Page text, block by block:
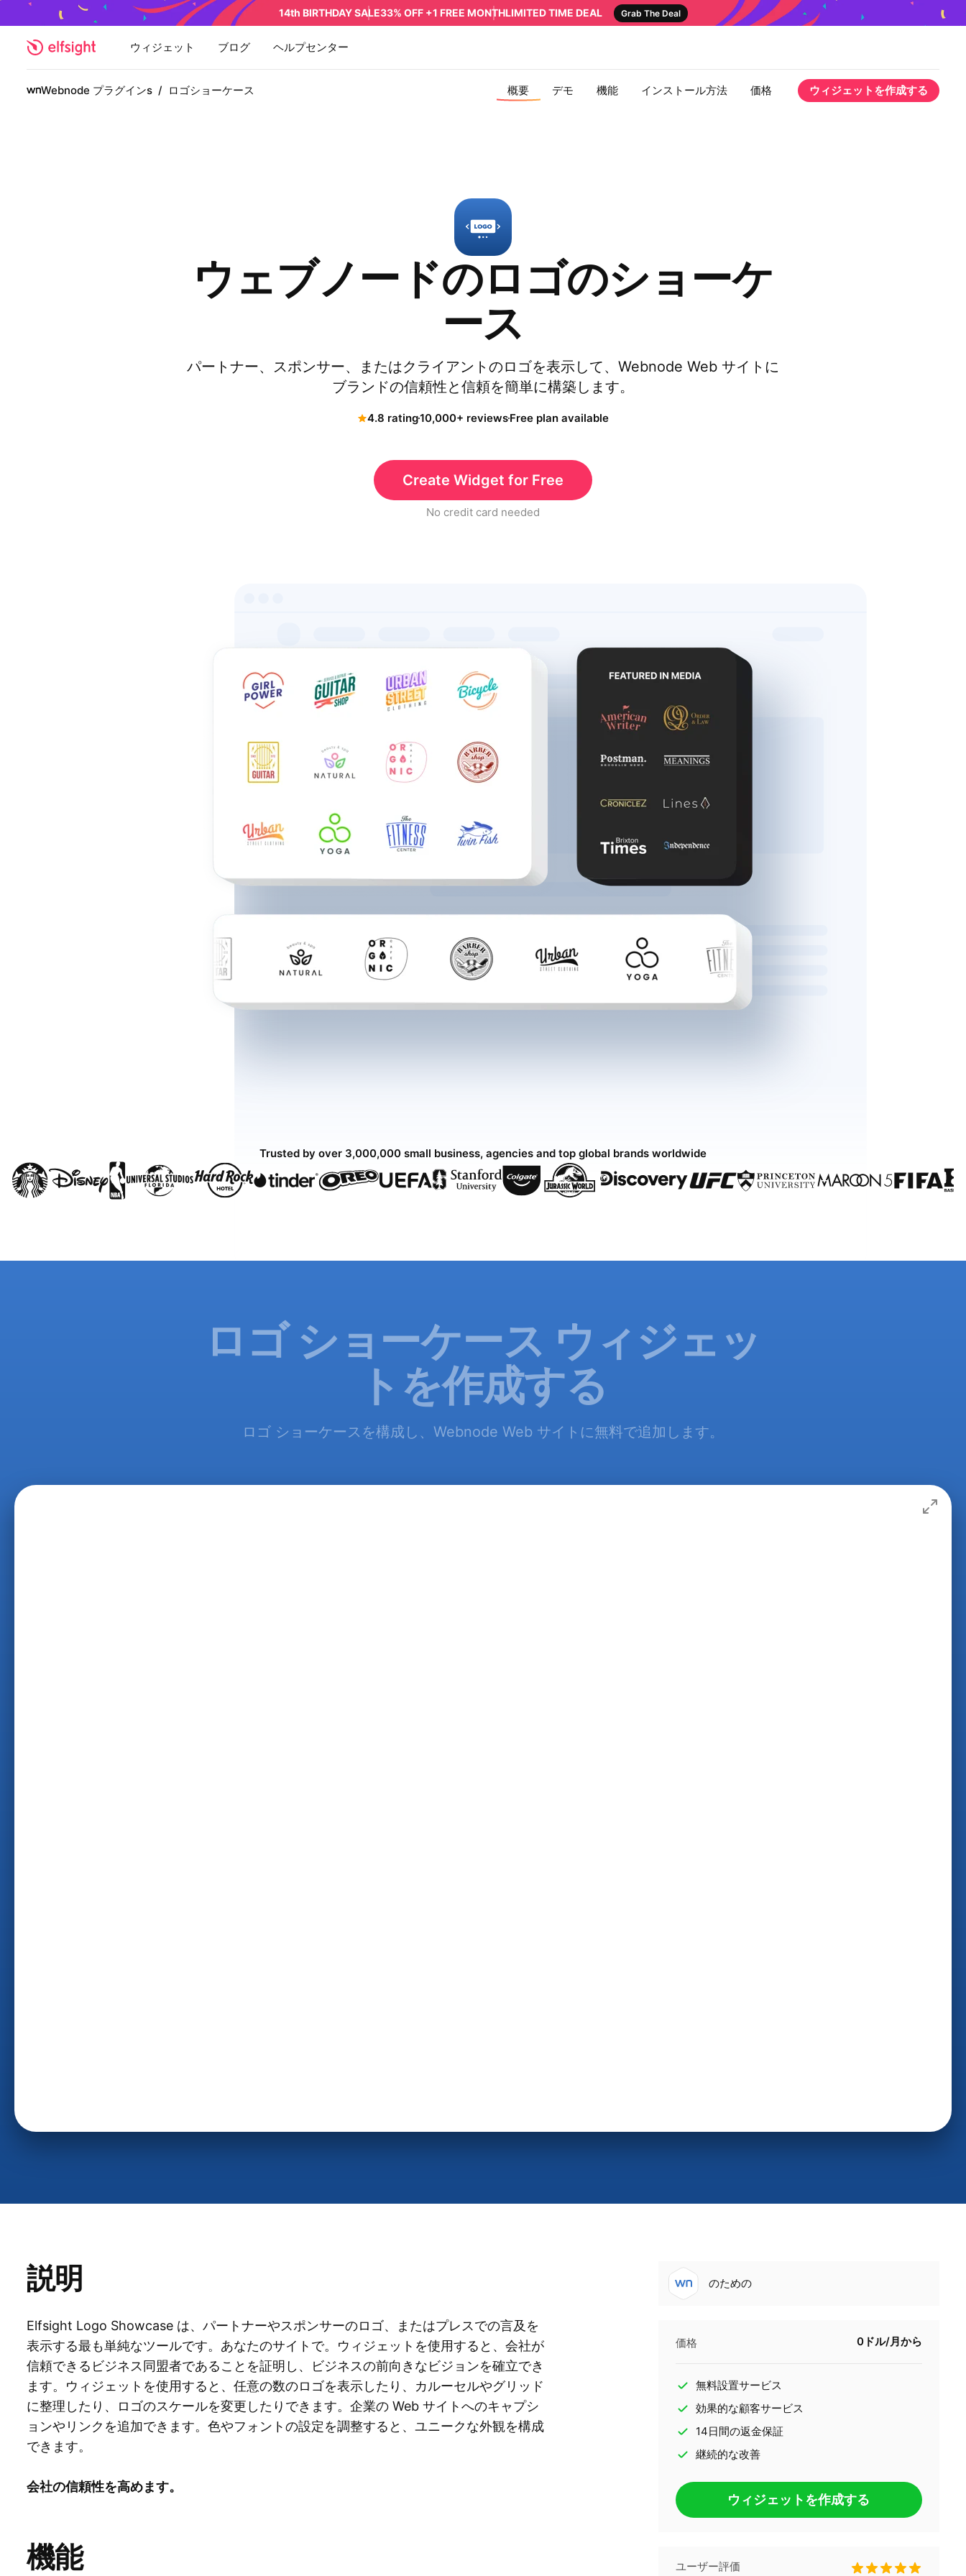
14th BIRTHDAY SALE33% OFF +1 FREE MONTHLIMITED TIME DEAL Grab The Deal
ウィジェット ブログ ヘルプセンター
Webnode プラグインs / ロゴショーケース 概要 デモ 機能 インストール方法 価格 ウィジェットを作成する
ウェブノードのロゴのショーケ
ース
パートナー、スポンサー、またはクライアントのロゴを表示して、Webnode Web サイトに
ブランドの信頼性と信頼を簡単に構築します。
4.8 rating10,000+ reviewsFree plan available
Create Widget for Free
No credit card needed
Trusted by over 3,000,000 small business, agencies and top global brands worldwide
ロゴ ショーケース ウィジェッ
トを作成する
ロゴ ショーケースを構成し、Webnode Web サイトに無料で追加します。
説明
Elfsight Logo Showcase は、パートナーやスポンサーのロゴ、またはプレスでの言及を
表示する最も単純なツールです。あなたのサイトで。ウィジェットを使用すると、会社が
信頼できるビジネス同盟者であることを証明し、ビジネスの前向きなビジョンを確立でき
ます。ウィジェットを使用すると、任意の数のロゴを表示したり、カルーセルやグリッド
に整理したり、ロゴのスケールを変更したりできます。企業の Web サイトへのキャプシ
ョンやリンクを追加できます。色やフォントの設定を調整すると、ユニークな外観を構成
できます。
会社の信頼性を高めます。
機能
のための
価格 0ドル/月から
無料設置サービス
効果的な顧客サービス
14日間の返金保証
継続的な改善
ウィジェットを作成する
ユーザー評価